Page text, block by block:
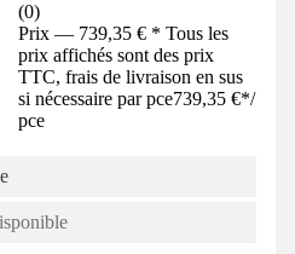
(0)
Prix — 739,35 € * Tous les
prix affichés sont des prix
TTC, frais de livraison en sus
si nécessaire par pce739,35 €*/
pce